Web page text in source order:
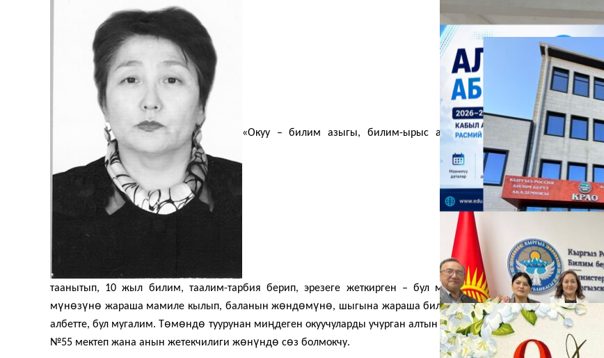
«Окуу – билим азыгы, билим-ырыс азыгы» дегендей, «А» тамгасын
таанытып, 10 жыл билим, таалим-тарбия берип, эрезеге жеткирген – бул мектеп. Ал эми ар бир баланын
мүнөзүнө жараша мамиле кылып, баланын жөндөмүнө, шыгына жараша билим берип, турмуш жолуна салган
албетте, бул мугалим. Төмөндө туурунан миӊдеген окуу­чуларды учурган алтын уянын бири Бишкек шаарындагы
№55 мектеп жана анын жетекчилиги жөнүндө сөз болмокчу.